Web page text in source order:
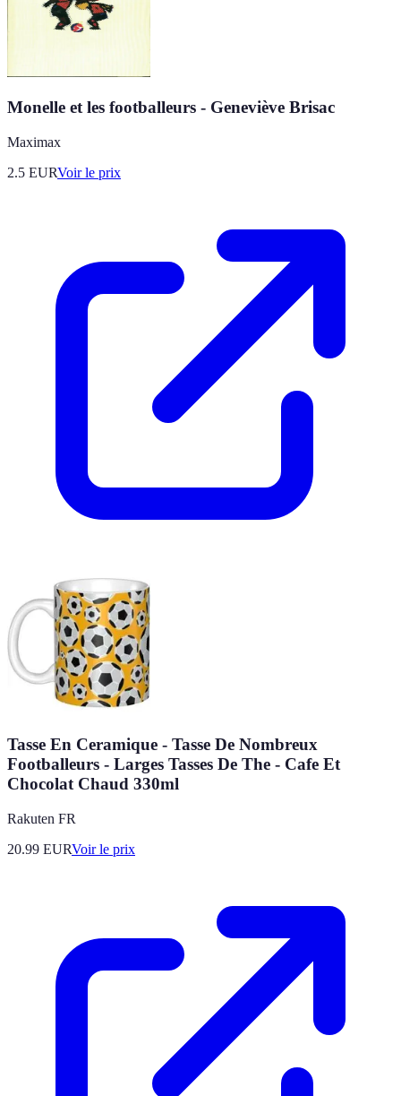
Monelle et les footballeurs - Geneviève Brisac
Maximax
2.5 EURVoir le prix
Tasse En Ceramique - Tasse De Nombreux
Footballeurs - Larges Tasses De The - Cafe Et
Chocolat Chaud 330ml
Rakuten FR
20.99 EURVoir le prix